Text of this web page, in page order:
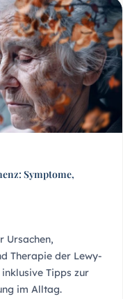
Symptome,
Ursachen,
Therapie der Lewy-
Tipps zur
im Alltag.